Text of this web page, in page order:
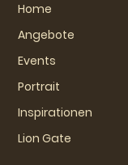
Home
Angebote
Events
Portrait
Inspirationen
Lion Gate